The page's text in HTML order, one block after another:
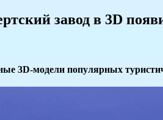
завод в 3D
3D-модели популярных